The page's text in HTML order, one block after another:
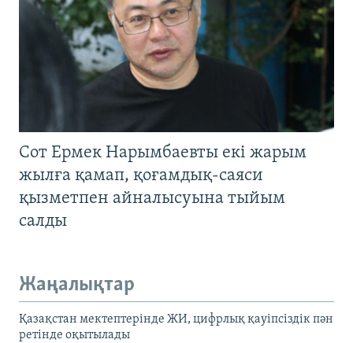
Сот Ермек Нарымбаевты екі жарым
жылға қамап, қоғамдық-саяси
қызметпен айналысуына тыйым
салды
Жаңалықтар
Қазақстан мектептерінде ЖИ, цифрлық қауіпсіздік пән
ретінде оқытылады